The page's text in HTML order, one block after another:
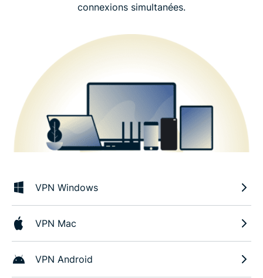
connexions simultanées.
VPN Windows
VPN Mac
VPN Android